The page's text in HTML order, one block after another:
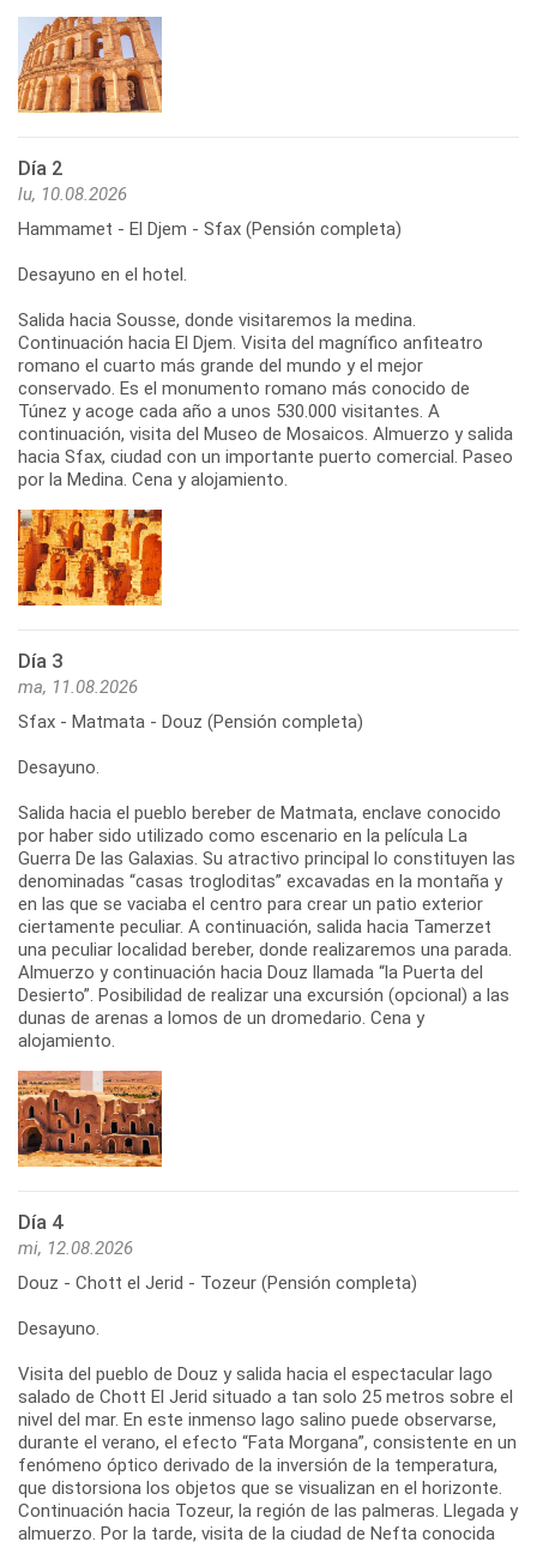
Día 2
lu, 10.08.2026
Hammamet - El Djem - Sfax (Pensión completa)
Desayuno en el hotel.
Salida hacia Sousse, donde visitaremos la medina.
Continuación hacia El Djem. Visita del magnífico anfiteatro
romano el cuarto más grande del mundo y el mejor
conservado. Es el monumento romano más conocido de
Túnez y acoge cada año a unos 530.000 visitantes. A
continuación, visita del Museo de Mosaicos. Almuerzo y salida
hacia Sfax, ciudad con un importante puerto comercial. Paseo
por la Medina. Cena y alojamiento.
Día 3
ma, 11.08.2026
Sfax - Matmata - Douz (Pensión completa)
Desayuno.
Salida hacia el pueblo bereber de Matmata, enclave conocido
por haber sido utilizado como escenario en la película La
Guerra De las Galaxias. Su atractivo principal lo constituyen las
denominadas “casas trogloditas” excavadas en la montaña y
en las que se vaciaba el centro para crear un patio exterior
ciertamente peculiar. A continuación, salida hacia Tamerzet
una peculiar localidad bereber, donde realizaremos una parada.
Almuerzo y continuación hacia Douz llamada “la Puerta del
Desierto”. Posibilidad de realizar una excursión (opcional) a las
dunas de arenas a lomos de un dromedario. Cena y
alojamiento.
Día 4
mi, 12.08.2026
Douz - Chott el Jerid - Tozeur (Pensión completa)
Desayuno.
Visita del pueblo de Douz y salida hacia el espectacular lago
salado de Chott El Jerid situado a tan solo 25 metros sobre el
nivel del mar. En este inmenso lago salino puede observarse,
durante el verano, el efecto “Fata Morgana”, consistente en un
fenómeno óptico derivado de la inversión de la temperatura,
que distorsiona los objetos que se visualizan en el horizonte.
Continuación hacia Tozeur, la región de las palmeras. Llegada y
almuerzo. Por la tarde, visita de la ciudad de Nefta conocida